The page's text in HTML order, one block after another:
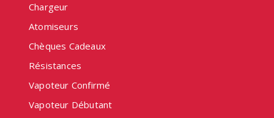
Chargeur
Atomiseurs
Chèques Cadeaux
Résistances
Vapoteur Confirmé
Vapoteur Débutant